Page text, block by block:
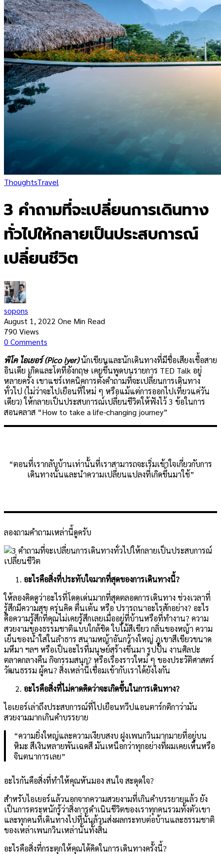
ThoughtsTravel
3 คำถามที่จะเปลี่ยนการเดินทาง
ทั่วไปให้กลายเป็นประสบการณ์
เปลี่ยนชีวิต
sopons
August 1, 2022 One Min Read
790 Views
0 Comments
พิโค ไอเยอร์ (Pico Iyer)นักเขียนและนักเดินทางที่มีชื่อเสียงเชื้อสาย
อินเดีย เกิดและโตที่อังกฤษ เคยขึ้นพูดบนรายการ TED Talk อยู่
หลายครั้ง เขาแชร์เทคนิคการตั้งคำถามที่จะเปลี่ยนการเดินทาง
ทั่วไป (ไม่ว่าจะไปเยือนที่ใหม่ ๆ หรือแม้แต่การออกไปเที่ยวแค่วัน
เดียว) ให้กลายเป็นประสบการณ์เปลี่ยนชีวิตให้ฟังไว้ 3 ข้อในการ
สอนคลาส “How to take a life-changing journey”
“ตอนที่เรากลับบ้านเท่านั้นที่เราสามารถจะเริ่มเข้าใจเกี่ยวกับการ
เดินทางนั้นและนำความเปลี่ยนแปลงที่เกิดขึ้นมาใช้”
ลองถามคำถามเหล่านี้ดูครับ
อะไรคือสิ่งที่ประทับใจมากที่สุดของการเดินทางนี้?
ให้ลองคิดดูว่าอะไรที่โดดเด่นมากที่สุดตลอดการเดินทาง ช่วงเวลาที่
รู้สึกมีความสุข ครุ่นคิด ตื่นเต้น หรือ ปรารถนาอะไรสักอย่าง? อะไร
คือความรู้สึกที่คุณไม่เคยรู้สึกเลยเมื่ออยู่ที่บ้านหรือที่ทำงาน? ความ
สวยงามของธรรมชาติแบบใกล้ชิด ใบไม้สีเขียว กลิ่นของหญ้า ความ
เย็นของน้ำใสในลำธาร สนามหญ้าอันกว้างใหญ่ ภูเขาสีเขียวขนาด
มหึมา ฯลฯ หรือเป็นอะไรที่มนุษย์สร้างขึ้นมา รูปปั้น งานศิลปะ
ตลาดกลางคืน กิจกรรมสนุก? หรือเรื่องราวใหม่ ๆ ของประวัติศาสตร์
วัฒนธรรม ผู้คน? สิ่งเหล่านี้เชื่อมเข้ากับเราได้ยังไงกัน
อะไรคือสิ่งที่ไม่คาดคิดว่าจะเกิดขึ้นในการเดินทาง?
ไอเยอร์เล่าถึงประสบการณ์ที่ไปเยือนทวีปแอนตาร์กติกาว่ามัน
สวยงามมากเกินคำบรรยาย
“ความยิ่งใหญ่และความเงียบสงบ ฝูงเพนกวินมากมายที่อยู่บน
หิมะ สีเงินหลายพันเฉดสี มันเหนือกว่าทุกอย่างที่ผมเคยเห็นหรือ
จินตนาการเลย”
อะไรกันคือสิ่งที่ทำให้คุณหันมอง สนใจ สะดุดใจ?
สำหรับไอเยอร์แล้วนอกจากความสวยงามที่เกินคำบรรยายแล้ว ยัง
เป็นการตระหนักรู้ว่าสิ่งการดำเนินชีวิตของเราทุกคนรวมทั้งตัวเขา
และทุกคนที่เดินทางไปที่นั้นล้วนส่งผลกระทบต่อบ้านและธรรมชาติ
ของเหล่าเพนกวินเหล่านั้นทั้งสิ้น
อะไรคือสิ่งที่กระตุกให้คุณได้คิดในการเดินทางครั้งนี้?